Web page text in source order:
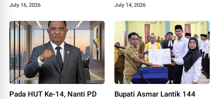
July 16, 2026
2026
July 14, 2026
Pada HUT Ke-14, Nanti PD
Bupati Asmar Lantik 144